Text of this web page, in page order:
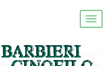
GIUSEPPE